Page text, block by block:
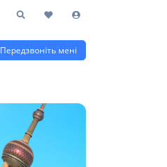
Передзвоніть мені